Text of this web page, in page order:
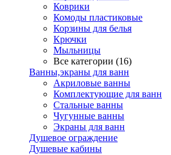
Коврики
Комоды пластиковые
Корзины для белья
Крючки
Мыльницы
Все категории (16)
Ванны,экраны для ванн
Акриловые ванны
Комплектующие для ванн
Стальные ванны
Чугунные ванны
Экраны для ванн
Душевое ограждение
Душевые кабины